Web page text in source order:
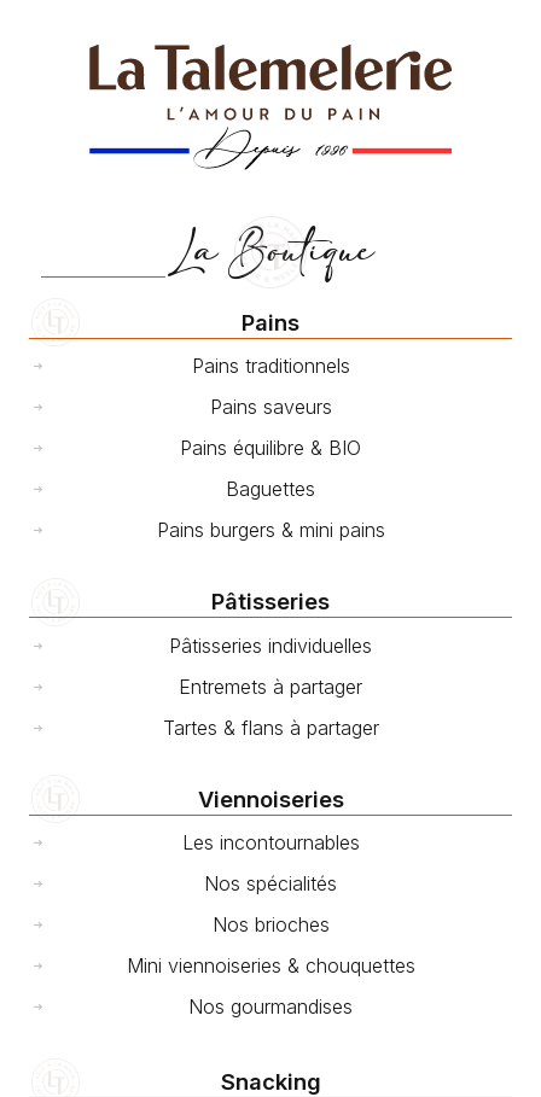
La Boutique
Pains
Pains traditionnels
Pains saveurs
Pains équilibre & BIO
Baguettes
Pains burgers & mini pains
Pâtisseries
Pâtisseries individuelles
Entremets à partager
Tartes & flans à partager
Viennoiseries
Les incontournables
Nos spécialités
Nos brioches
Mini viennoiseries & chouquettes
Nos gourmandises
Snacking